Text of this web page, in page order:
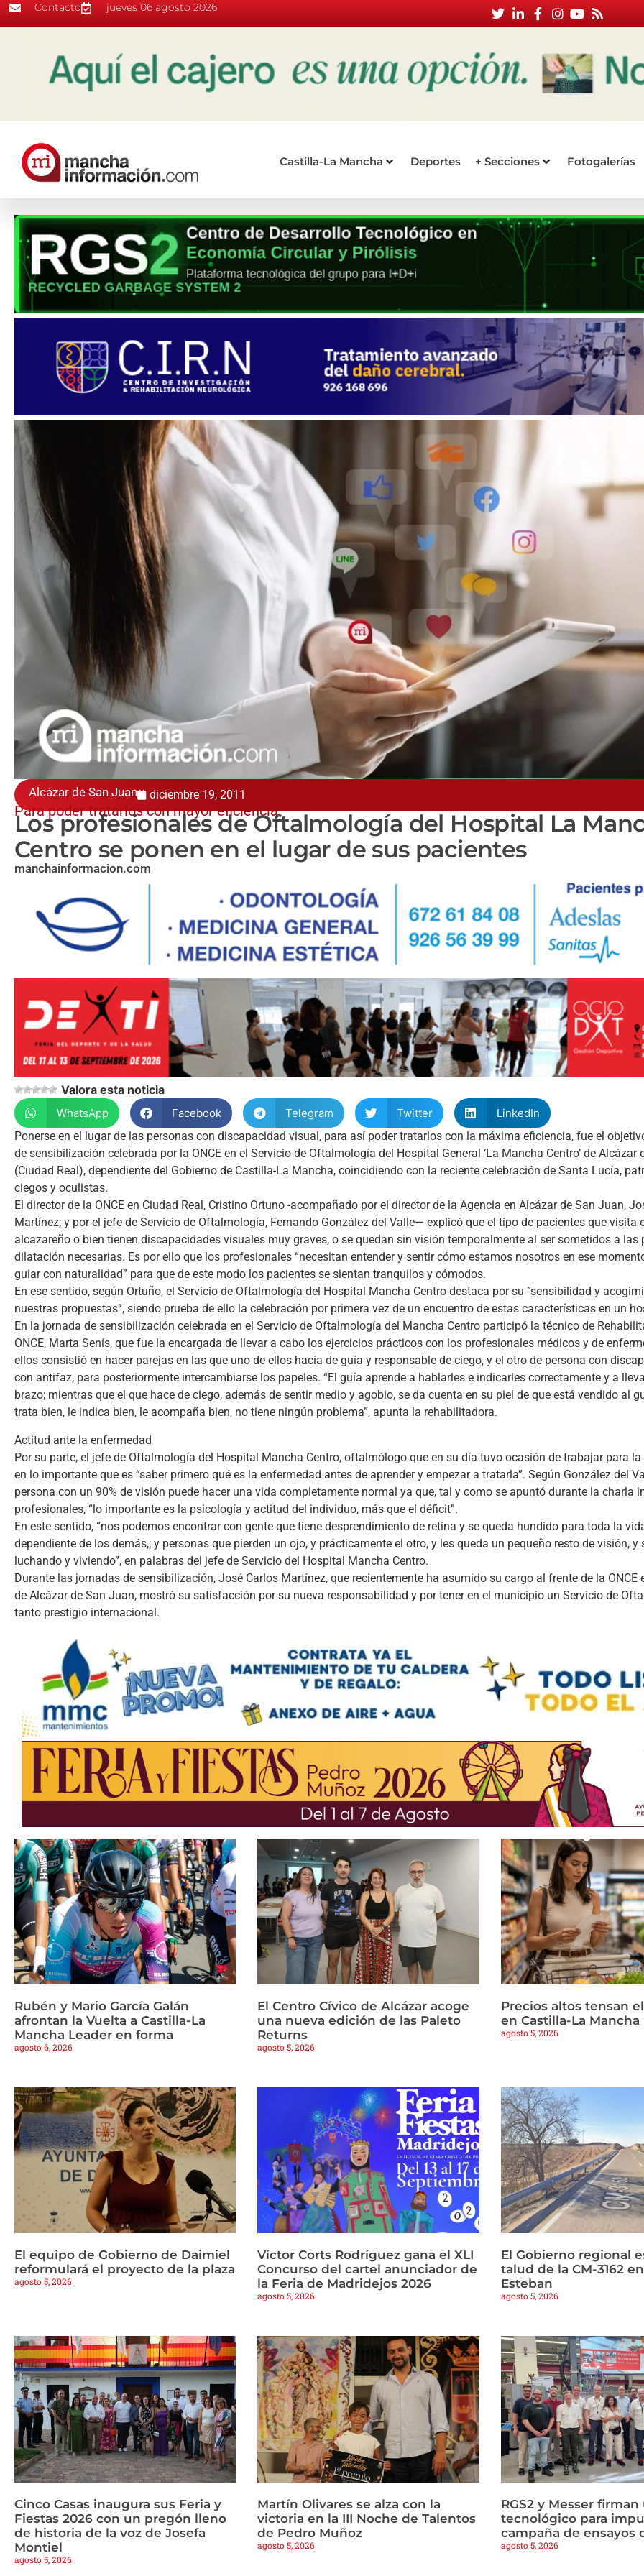
Contacto jueves 06 agosto 2026
Castilla-La Mancha Deportes + Secciones Fotogalerías
Alcázar de San Juan diciembre 19, 2011
Para poder tratarlos con mayor eficiencia
Los profesionales de Oftalmología del Hospital La
Centro se ponen en el lugar de sus pacientes
manchainformacion.com
Valora esta noticia
WhatsApp Facebook Telegram Twitter
LinkedIn
Ponerse en el lugar de las personas con discapacidad visual, para así poder tratarlos con la máxima eficiencia, fue el
de sensibilización celebrada por la ONCE en el Servicio de Oftalmología del Hospital General ‘La Mancha Centro’ de Alcázar
(Ciudad Real), dependiente del Gobierno de Castilla-La Mancha, coincidiendo con la reciente celebración de Santa Lucía,
ciegos y oculistas.
El director de la ONCE en Ciudad Real, Cristino Ortuno -acompañado por el director de la Agencia en Alcázar de San Juan,
Martínez; y por el jefe de Servicio de Oftalmología, Fernando González del Valle— explicó que el tipo de pacientes que visita
alcazareño o bien tienen discapacidades visuales muy graves, o se quedan sin visión temporalmente al ser sometidos a las
dilatación necesarias. Es por ello que los profesionales “necesitan entender y sentir cómo estamos nosotros en ese
guiar con naturalidad” para que de este modo los pacientes se sientan tranquilos y cómodos.
En ese sentido, según Ortuño, el Servicio de Oftalmología del Hospital Mancha Centro destaca por su “sensibilidad y
nuestras propuestas”, siendo prueba de ello la celebración por primera vez de un encuentro de estas características en un
En la jornada de sensibilización celebrada en el Servicio de Oftalmología del Mancha Centro participó la técnico de
ONCE, Marta Senís, que fue la encargada de llevar a cabo los ejercicios prácticos con los profesionales médicos y de
ellos consistió en hacer parejas en las que uno de ellos hacía de guía y responsable de ciego, y el otro de persona con
con antifaz, para posteriormente intercambiarse los papeles. “El guía aprende a hablarles e indicarles correctamente y a
brazo; mientras que el que hace de ciego, además de sentir medio y agobio, se da cuenta en su piel de que está vendido al
trata bien, le indica bien, le acompaña bien, no tiene ningún problema”, apunta la rehabilitadora.
Actitud ante la enfermedad
Por su parte, el jefe de Oftalmología del Hospital Mancha Centro, oftalmólogo que en su día tuvo ocasión de trabajar para la
en lo importante que es “saber primero qué es la enfermedad antes de aprender y empezar a tratarla”. Según González del
persona con un 90% de visión puede hacer una vida completamente normal ya que, tal y como se apuntó durante la charla
profesionales, “lo importante es la psicología y actitud del individuo, más que el déficit”.
En este sentido, “nos podemos encontrar con gente que tiene desprendimiento de retina y se queda hundido para toda la
dependiente de los demás,; y personas que pierden un ojo, y prácticamente el otro, y les queda un pequeño resto de visión, y
luchando y viviendo”, en palabras del jefe de Servicio del Hospital Mancha Centro.
Durante las jornadas de sensibilización, José Carlos Martínez, que recientemente ha asumido su cargo al frente de la ONCE
de Alcázar de San Juan, mostró su satisfacción por su nueva responsabilidad y por tener en el municipio un Servicio de
tanto prestigio internacional.
Rubén y Mario García Galán
afrontan la Vuelta a Castilla-La
Mancha Leader en forma
agosto 6, 2026
El Centro Cívico de Alcázar acoge
una nueva edición de las Paleto
Returns
agosto 5, 2026
Precios altos tensan
en Castilla-La Mancha
agosto 5, 2026
El equipo de Gobierno de Daimiel
reformulará el proyecto de la plaza
agosto 5, 2026
Víctor Corts Rodríguez gana el XLI
Concurso del cartel anunciador de
la Feria de Madridejos 2026
agosto 5, 2026
El Gobierno regional
talud de la CM-3162
Esteban
agosto 5, 2026
Cinco Casas inaugura sus Feria y
Fiestas 2026 con un pregón lleno
de historia de la voz de Josefa
Montiel
agosto 5, 2026
Martín Olivares se alza con la
victoria en la III Noche de Talentos
de Pedro Muñoz
agosto 5, 2026
RGS2 y Messer
tecnológico para
campaña de ensayos
agosto 5, 2026